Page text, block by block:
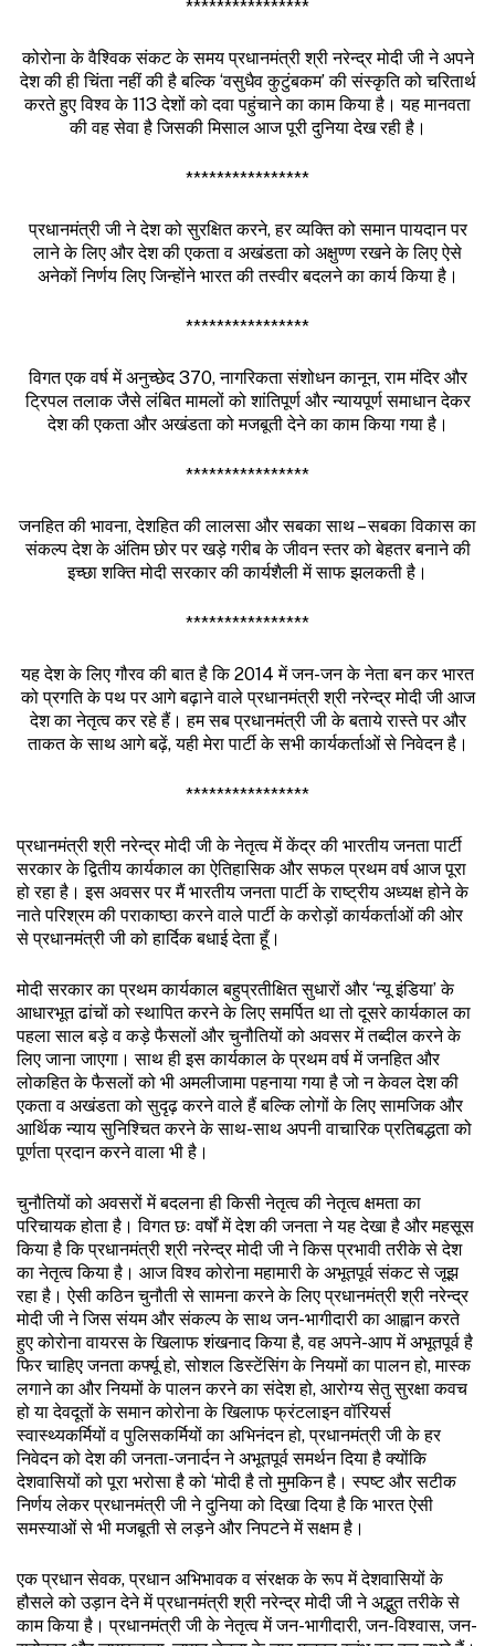
****************
कोरोना के वैश्विक संकट के समय प्रधानमंत्री श्री नरेन्द्र मोदी जी ने अपने
देश की ही चिंता नहीं की है बल्कि ‘वसुधैव कुटुंबकम’ की संस्कृति को चरितार्थ
करते हुए विश्व के 113 देशों को दवा पहुंचाने का काम किया है। यह मानवता
की वह सेवा है जिसकी मिसाल आज पूरी दुनिया देख रही है।
****************
प्रधानमंत्री जी ने देश को सुरक्षित करने, हर व्यक्ति को समान पायदान पर
लाने के लिए और देश की एकता व अखंडता को अक्षुण्ण रखने के लिए ऐसे
अनेकों निर्णय लिए जिन्होंने भारत की तस्वीर बदलने का कार्य किया है।
****************
विगत एक वर्ष में अनुच्छेद 370, नागरिकता संशोधन कानून, राम मंदिर और
ट्रिपल तलाक जैसे लंबित मामलों को शांतिपूर्ण और न्यायपूर्ण समाधान देकर
देश की एकता और अखंडता को मजबूती देने का काम किया गया है।
****************
जनहित की भावना, देशहित की लालसा और सबका साथ – सबका विकास का
संकल्प देश के अंतिम छोर पर खड़े गरीब के जीवन स्तर को बेहतर बनाने की
इच्छा शक्ति मोदी सरकार की कार्यशैली में साफ झलकती है।
****************
यह देश के लिए गौरव की बात है कि 2014 में जन-जन के नेता बन कर भारत
को प्रगति के पथ पर आगे बढ़ाने वाले प्रधानमंत्री श्री नरेन्द्र मोदी जी आज
देश का नेतृत्व कर रहे हैं। हम सब प्रधानमंत्री जी के बताये रास्ते पर और
ताकत के साथ आगे बढ़ें, यही मेरा पार्टी के सभी कार्यकर्ताओं से निवेदन है।
****************
प्रधानमंत्री श्री नरेन्द्र मोदी जी के नेतृत्व में केंद्र की भारतीय जनता पार्टी
सरकार के द्वितीय कार्यकाल का ऐतिहासिक और सफल प्रथम वर्ष आज पूरा
हो रहा है। इस अवसर पर मैं भारतीय जनता पार्टी के राष्ट्रीय अध्यक्ष होने के
नाते परिश्रम की पराकाष्ठा करने वाले पार्टी के करोड़ों कार्यकर्ताओं की ओर
से प्रधानमंत्री जी को हार्दिक बधाई देता हूँ।
मोदी सरकार का प्रथम कार्यकाल बहुप्रतीक्षित सुधारों और ‘न्यू इंडिया’ के
आधारभूत ढांचों को स्थापित करने के लिए समर्पित था तो दूसरे कार्यकाल का
पहला साल बड़े व कड़े फैसलों और चुनौतियों को अवसर में तब्दील करने के
लिए जाना जाएगा। साथ ही इस कार्यकाल के प्रथम वर्ष में जनहित और
लोकहित के फैसलों को भी अमलीजामा पहनाया गया है जो न केवल देश की
एकता व अखंडता को सुदृढ़ करने वाले हैं बल्कि लोगों के लिए सामजिक और
आर्थिक न्याय सुनिश्चित करने के साथ-साथ अपनी वाचारिक प्रतिबद्धता को
पूर्णता प्रदान करने वाला भी है।
चुनौतियों को अवसरों में बदलना ही किसी नेतृत्व की नेतृत्व क्षमता का
परिचायक होता है। विगत छः वर्षों में देश की जनता ने यह देखा है और महसूस
किया है कि प्रधानमंत्री श्री नरेन्द्र मोदी जी ने किस प्रभावी तरीके से देश
का नेतृत्व किया है। आज विश्व कोरोना महामारी के अभूतपूर्व संकट से जूझ
रहा है। ऐसी कठिन चुनौती से सामना करने के लिए प्रधानमंत्री श्री नरेन्द्र
मोदी जी ने जिस संयम और संकल्प के साथ जन-भागीदारी का आह्वान करते
हुए कोरोना वायरस के खिलाफ शंखनाद किया है, वह अपने-आप में अभूतपूर्व है
फिर चाहिए जनता कर्फ्यू हो, सोशल डिस्टेंसिंग के नियमों का पालन हो, मास्क
लगाने का और नियमों के पालन करने का संदेश हो, आरोग्य सेतु सुरक्षा कवच
हो या देवदूतों के समान कोरोना के खिलाफ फ्रंटलाइन वॉरियर्स
स्वास्थ्यकर्मियों व पुलिसकर्मियों का अभिनंदन हो, प्रधानमंत्री जी के हर
निवेदन को देश की जनता-जनार्दन ने अभूतपूर्व समर्थन दिया है क्योंकि
देशवासियों को पूरा भरोसा है को ‘मोदी है तो मुमकिन है। स्पष्ट और सटीक
निर्णय लेकर प्रधानमंत्री जी ने दुनिया को दिखा दिया है कि भारत ऐसी
समस्याओं से भी मजबूती से लड़ने और निपटने में सक्षम है।
एक प्रधान सेवक, प्रधान अभिभावक व संरक्षक के रूप में देशवासियों के
हौसले को उड़ान देने में प्रधानमंत्री श्री नरेन्द्र मोदी जी ने अद्भुत तरीके से
काम किया है। प्रधानमंत्री जी के नेतृत्व में जन-भागीदारी, जन-विश्वास, जन-